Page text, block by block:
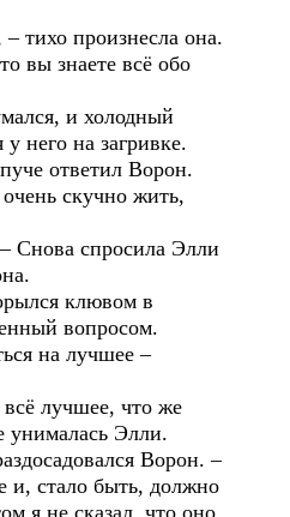
тихо произнесла она.
вы знаете всё обо
и холодный
него на загривке.
ответил Ворон.
скучно жить,
Снова спросила Элли
клювом в
вопросом.
на лучшее –
лучшее, что же
унималась Элли.
Ворон. –
и, стало быть, должно
я не сказал, что оно